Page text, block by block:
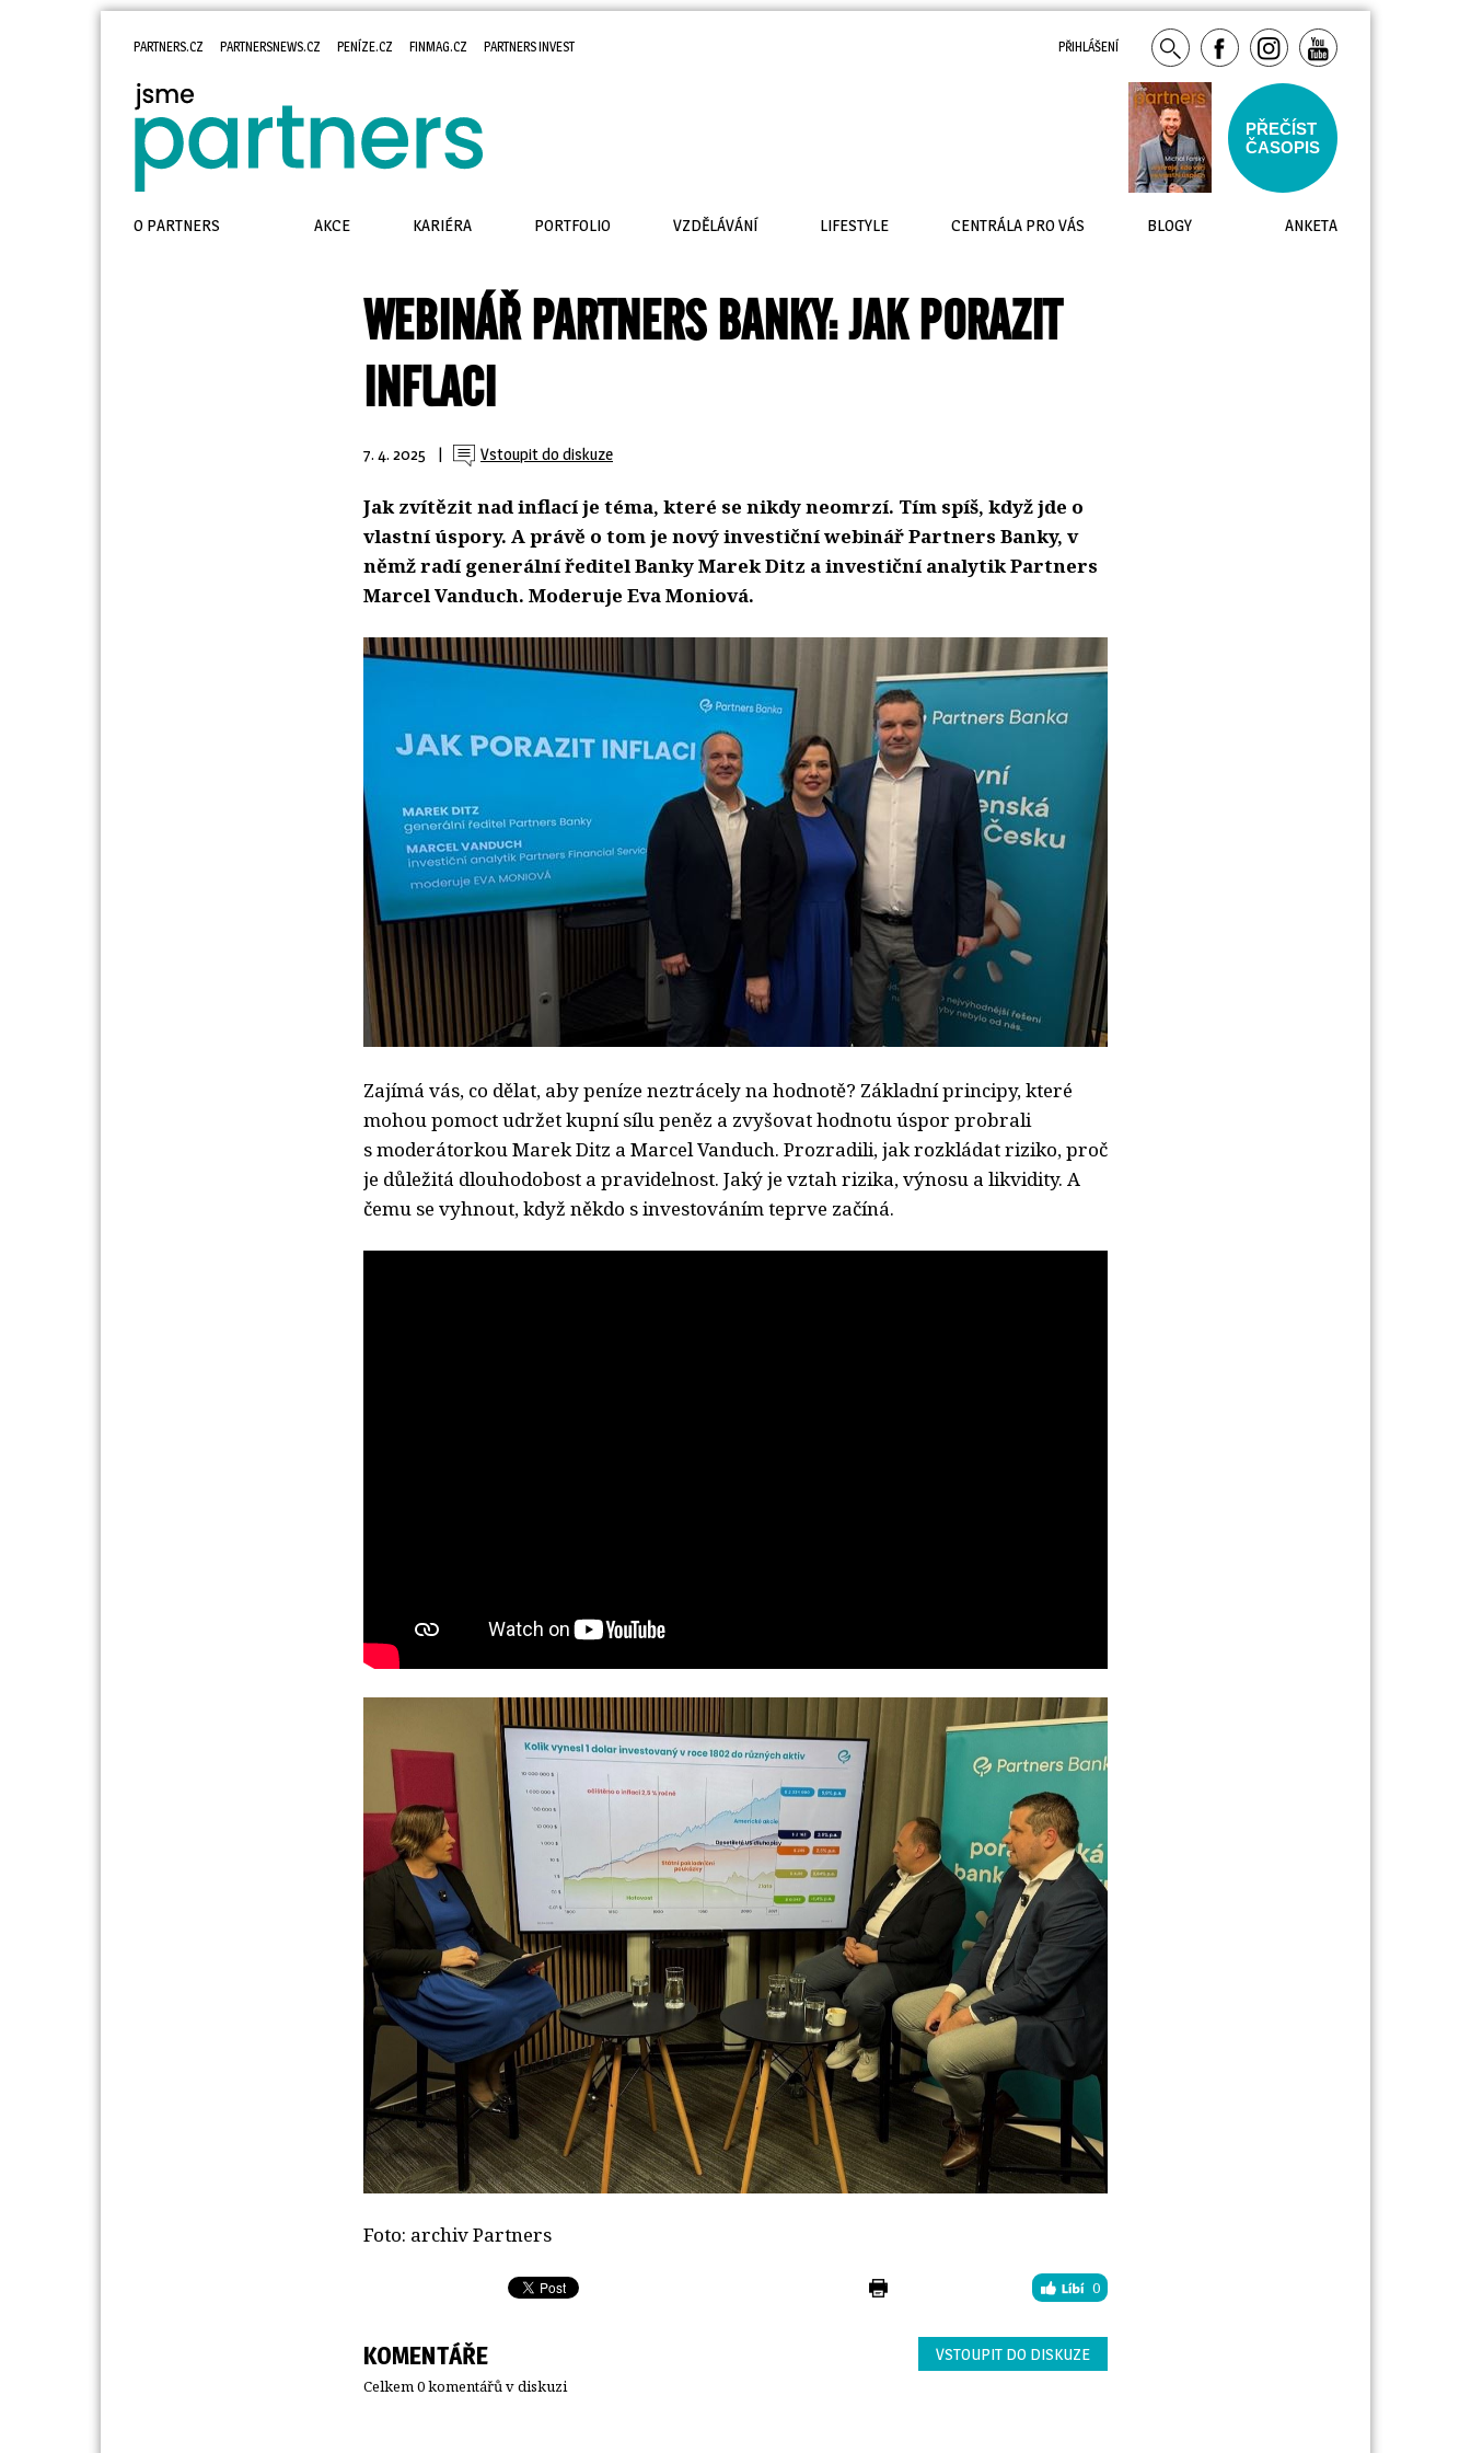
WEBINÁŘ PARTNERS BANKY: JAK PORAZIT
INFLACI
7. 4. 2025 | Vstoupit do diskuze
Jak zvítězit nad inflací je téma, které se nikdy neomrzí. Tím spíš, když jde o
vlastní úspory. A právě o tom je nový investiční webinář Partners Banky, v
němž radí generální ředitel Banky Marek Ditz a investiční analytik Partners
Marcel Vanduch. Moderuje Eva Moniová.
Zajímá vás, co dělat, aby peníze neztrácely na hodnotě? Základní principy, které
mohou pomoct udržet kupní sílu peněz a zvyšovat hodnotu úspor probrali
s moderátorkou Marek Ditz a Marcel Vanduch. Prozradili, jak rozkládat riziko, proč
je důležitá dlouhodobost a pravidelnost. Jaký je vztah rizika, výnosu a likvidity. A
čemu se vyhnout, když někdo s investováním teprve začíná.
Foto: archiv Partners
0
KOMENTÁŘE
Celkem 0 komentářů v diskuzi
VSTOUPIT DO DISKUZE
PARTNERS.CZ PARTNERSNEWS.CZ PENÍZE.CZ FINMAG.CZ PARTNERS INVEST PŘIHLÁŠENÍ
PŘEČÍST
ČASOPIS
O PARTNERS AKCE KARIÉRA PORTFOLIO VZDĚLÁVÁNÍ LIFESTYLE CENTRÁLA PRO VÁS BLOGY ANKETA